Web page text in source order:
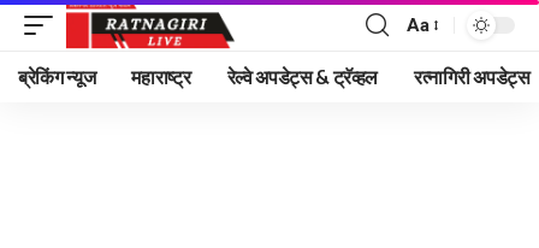
Font
Resizer
Aa
ब्रेकिंग न्यूज महाराष्ट्र रेल्वे अपडेट्स & ट्रॅव्हल रत्नागिरी अपडेट्स